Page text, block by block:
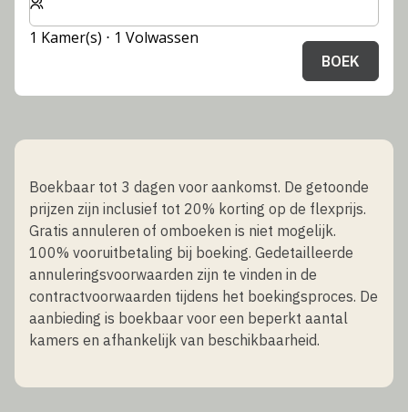
1 Kamer(s) ⋅ 1 Volwassen
BOEK
Boekbaar tot 3 dagen voor aankomst. De getoonde
prijzen zijn inclusief tot 20% korting op de flexprijs.
Gratis annuleren of omboeken is niet mogelijk.
100% vooruitbetaling bij boeking. Gedetailleerde
annuleringsvoorwaarden zijn te vinden in de
contractvoorwaarden tijdens het boekingsproces. De
aanbieding is boekbaar voor een beperkt aantal
kamers en afhankelijk van beschikbaarheid.